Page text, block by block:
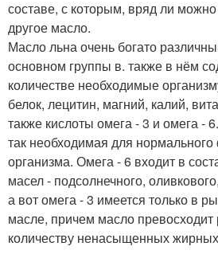
составе, с которым, вряд ли
другое масло.
Масло льна очень богато
основном группы в. также в нём
количестве необходимые
белок, лецитин, магний, калий,
также кислоты омега - 3 и омега -
так необходимая для
организма. Омега - 6 входит в
масел - подсолнечного,
а вот омега - 3 имеется только в
масле, причем масло
количеству ненасыщенных жирных